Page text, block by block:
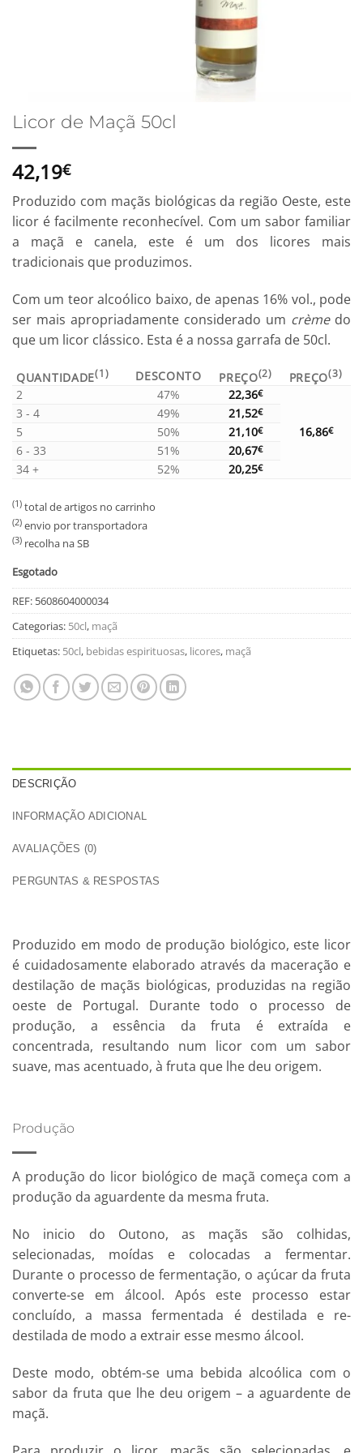
Licor de Maçã 50cl
42,19€
Produzido com maçãs biológicas da região Oeste, este
licor é facilmente reconhecível. Com um sabor familiar
a maçã e canela, este é um dos licores mais
tradicionais que produzimos.
Com um teor alcoólico baixo, de apenas 16% vol., pode
ser mais apropriadamente considerado um crèmedo
que um licor clássico. Esta é a nossa garrafa de 50cl.
QUANTIDADE(1) DESCONTO PREÇO(2) PREÇO(3)
2 47% 22,36€
16,86€
3 - 4 49% 21,52€
5 50% 21,10€
6 - 33 51% 20,67€
34 + 52% 20,25€
(1) total de artigos no carrinho
(2) envio por transportadora
(3) recolha na SB
Esgotado
REF: 5608604000034
Categorias: 50cl, maçã
Etiquetas: 50cl, bebidas espirituosas, licores, maçã
DESCRIÇÃO
INFORMAÇÃO ADICIONAL
AVALIAÇÕES (0)
PERGUNTAS & RESPOSTAS
Produzido em modo de produção biológico, este licor
é cuidadosamente elaborado através da maceração e
destilação de maçãs biológicas, produzidas na região
oeste de Portugal. Durante todo o processo de
produção, a essência da fruta é extraída e
concentrada, resultando num licor com um sabor
suave, mas acentuado, à fruta que lhe deu origem.
Produção
A produção do licor biológico de maçã começa com a
produção da aguardente da mesma fruta.
No inicio do Outono, as maçãs são colhidas,
selecionadas, moídas e colocadas a fermentar.
Durante o processo de fermentação, o açúcar da fruta
converte-se em álcool. Após este processo estar
concluído, a massa fermentada é destilada e re-
destilada de modo a extrair esse mesmo álcool.
Deste modo, obtém-se uma bebida alcoólica com o
sabor da fruta que lhe deu origem – a aguardente de
maçã.